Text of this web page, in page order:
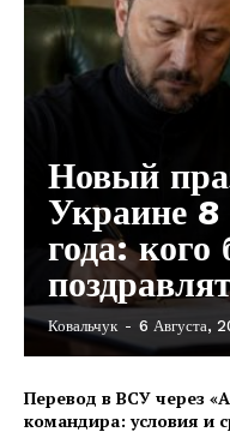
Новый
Украине 8
года: кого
Ковальчук - 6 Августа,
Перевод в ВСУ через
командира: условия и